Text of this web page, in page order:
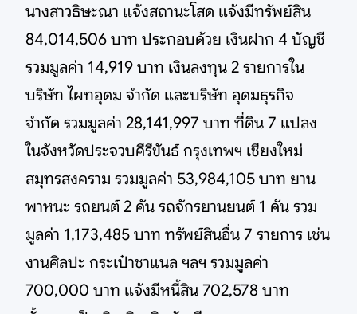
นางสาวธิษะณา แจ้งสถานะโสด แจ้งมีทรัพย์สิน
84,014,506 บาท ประกอบด้วย เงินฝาก 4 บัญชี
รวมมูลค่า 14,919 บาท เงินลงทุน 2 รายการใน
บริษัท ไผทอุดม จำกัด และบริษัท อุดมธุรกิจ
จำกัด รวมมูลค่า 28,141,997 บาท ที่ดิน 7 แปลง
ในจังหวัดประจวบคีรีขันธ์ กรุงเทพฯ เชียงใหม่
สมุทรสงคราม รวมมูลค่า 53,984,105 บาท ยาน
พาหนะ รถยนต์ 2 คัน รถจักรยานยนต์ 1 คัน รวม
มูลค่า 1,173,485 บาท ทรัพย์สินอื่น 7 รายการ เช่น
งานศิลปะ กระเป๋าชาแนล ฯลฯ รวมมูลค่า
700,000 บาท แจ้งมีหนี้สิน 702,578 บาท